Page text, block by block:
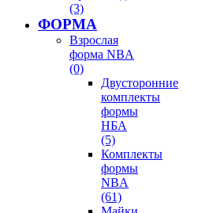
(3)
ФОРМА
Взрослая
форма NBA
(0)
Двусторонние
комплекты
формы
НБА
(5)
Комплекты
формы
NBA
(61)